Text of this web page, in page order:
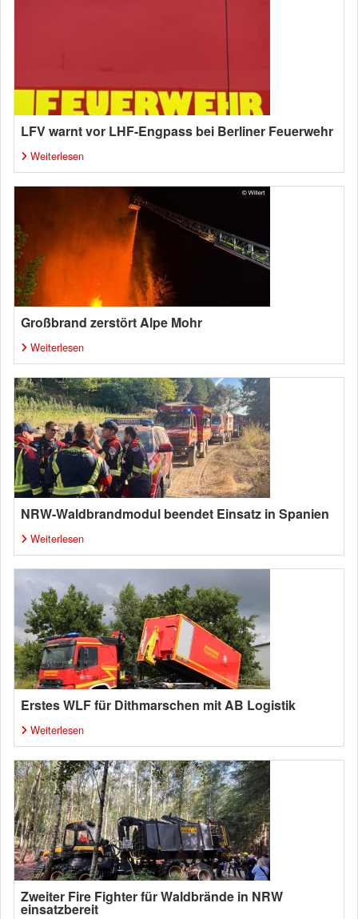
LFV warnt vor LHF-Engpass bei Berliner Feuerwehr
Weiterlesen
Großbrand zerstört Alpe Mohr
Weiterlesen
NRW-Waldbrandmodul beendet Einsatz in Spanien
Weiterlesen
Erstes WLF für Dithmarschen mit AB Logistik
Weiterlesen
Zweiter Fire Fighter für Waldbrände in NRW
einsatzbereit